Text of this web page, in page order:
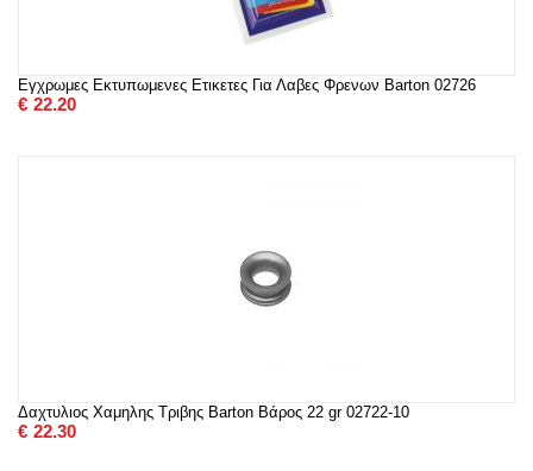
Εγχρωμες Εκτυπωμενες Ετικετες Για Λαβες Φρενων Barton 02726
€ 22.20
Δαχτυλιος Χαμηλης Τριβης Barton Βάρος 22 gr 02722-10
€ 22.30